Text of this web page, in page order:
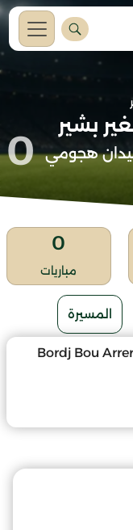
بشير
هجومي 0
0
مباريات
المسيرة
Bordj Bou